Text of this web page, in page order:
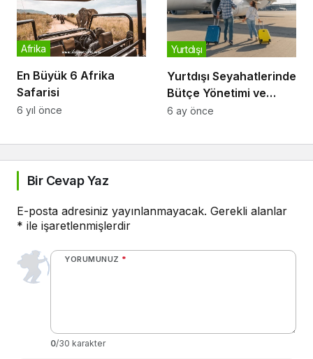
En Büyük 6 Afrika
Safarisi
Afrika
6 yıl önce
Yurtdışı Seyahatlerinde
Bütçe Yönetimi ve
Tasarruf Yolları
Yurtdışı
6 ay önce
Bir Cevap Yaz
E-posta adresiniz yayınlanmayacak. Gerekli alanlar
* ile işaretlenmişlerdir
YORUMUNUZ *
0/30 karakter